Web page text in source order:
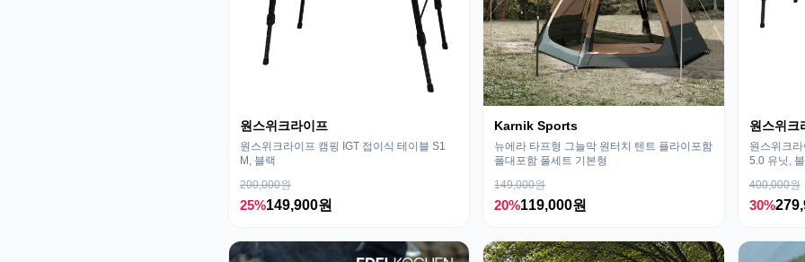
원스위크라이프
원스위크라이프 캠핑 IGT 접이식 테이블 S1
M, 블랙
200,000원
25%149,900원
Karnik Sports
뉴에라 타프형 그늘막 원터치 텐트 플라이포함
폴대포함 풀세트 기본형
149,000원
20%119,000원
원스위크
원스위크
5.0 유닛,
400,000원
30%